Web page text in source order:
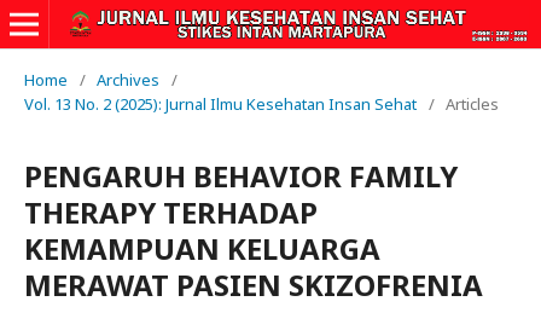
Home / Archives
/
Vol. 13 No. 2 (2025): Jurnal Ilmu Kesehatan Insan Sehat / Articles
PENGARUH BEHAVIOR FAMILY
THERAPY TERHADAP
KEMAMPUAN KELUARGA
MERAWAT PASIEN SKIZOFRENIA